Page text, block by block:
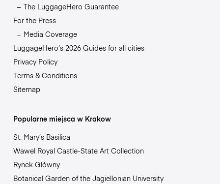
The LuggageHero Guarantee
For the Press
Media Coverage
LuggageHero’s 2026 Guides for all cities
Privacy Policy
Terms & Conditions
Sitemap
Popularne miejsca w Krakow
St. Mary’s Basilica
Wawel Royal Castle-State Art Collection
Rynek Główny
Botanical Garden of the Jagiellonian University